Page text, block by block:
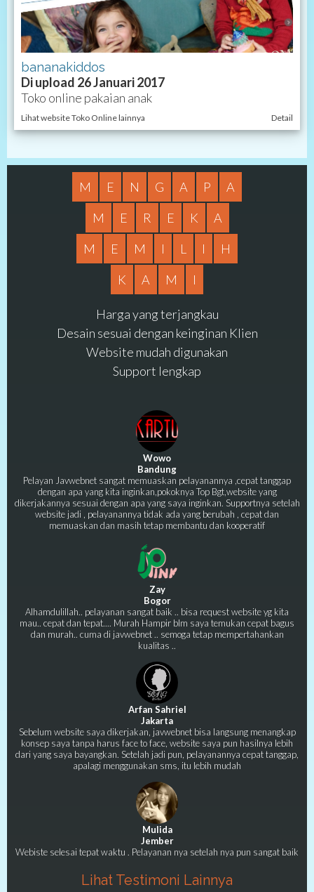
bananakiddos
Di upload 26 Januari 2017
Toko online pakaian anak
Lihat website Toko Online lainnya Detail
M E N G A P
A
M
E R E K
A
M
E M I L I
H
K
A M I
Harga yang terjangkau
Desain sesuai dengan keinginan Klien
Website mudah digunakan
Support lengkap
Wowo
Bandung
Pelayan Javwebnet sangat memuaskan pelayanannya ,cepat tanggap
dengan apa yang kita inginkan,pokoknya Top Bgt,website yang
dikerjakannya sesuai dengan apa yang saya inginkan. Supportnya setelah
website jadi , pelayanannya tidak ada yang berubah , cepat dan
memuaskan dan masih tetap membantu dan kooperatif
Zay
Bogor
Alhamdulillah.. pelayanan sangat baik .. bisa request website yg kita
mau.. cepat dan tepat.... Murah Hampir blm saya temukan cepat bagus
dan murah.. cuma di javwebnet .. semoga tetap mempertahankan
kualitas ..
Arfan Sahriel
Jakarta
Sebelum website saya dikerjakan, javwebnet bisa langsung menangkap
konsep saya tanpa harus face to face, website saya pun hasilnya lebih
dari yang saya bayangkan. Setelah jadi pun, pelayanannya cepat tanggap,
apalagi menggunakan sms, itu lebih mudah
Mulida
Jember
Webiste selesai tepat waktu . Pelayanan nya setelah nya pun sangat baik
Lihat Testimoni Lainnya